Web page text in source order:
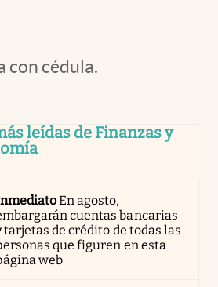
con cédula.
leídas de Finanzas y
En agosto,
cuentas bancarias
tarjetas de crédito de todas las
que figuren en esta
web